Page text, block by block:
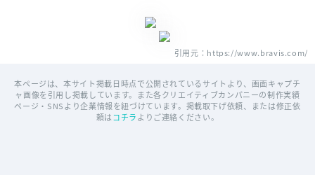
引用元：https://www.bravis.com/
本ページは、本サイト掲載日時点で公開されているサイトより、画面キャプチ
ャ画像を引用し掲載しています。また各クリエイティブカンパニーの制作実績
ページ・SNSより企業情報を紐づけています。掲載取下げ依頼、または修正依
頼はコチラよりご連絡ください。